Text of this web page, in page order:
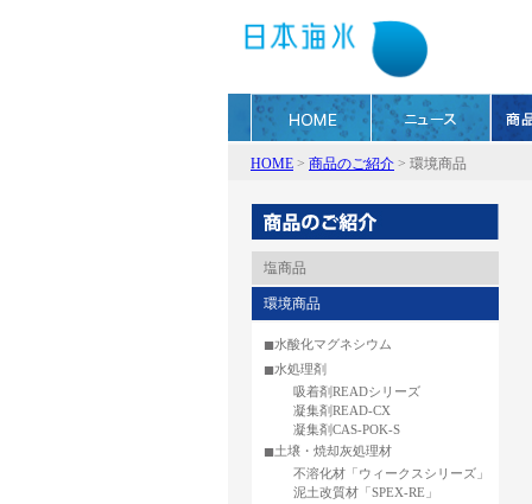
HOME > 商品のご紹介 > 環境商品
塩商品
環境商品
■水酸化マグネシウム
■水処理剤
吸着剤READシリーズ
凝集剤READ-CX
凝集剤CAS-POK-S
■土壌・焼却灰処理材
不溶化材「ウィークスシリーズ」
泥土改質材「SPEX-RE」